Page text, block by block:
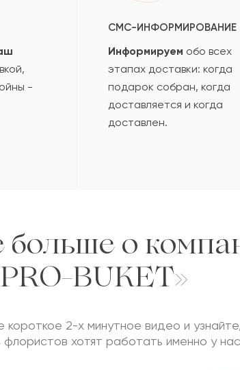
2016-08-16
2015-10-16
-
СМС-ИНФОРМИРОВАНИЕ
Информируем обо всех
этапах доставки: когда
подарок собран, когда
доставляется и когда
доставлен.
больше о
BUKET»
короткое 2-х минутное видео и
флористов хотят работать именно у нас